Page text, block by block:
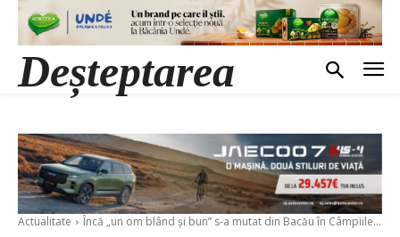
Deșteptarea
Actualitate Încă „un om blând și bun” s-a mutat din Bacău în Câmpiile...